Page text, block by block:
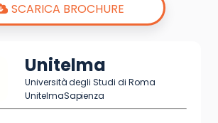
SCARICA BROCHURE
Unitelma
Università degli Studi di Roma
UnitelmaSapienza